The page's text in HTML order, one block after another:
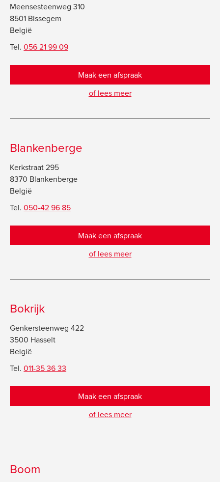
Meensesteenweg 310
8501 Bissegem
België
Tel. 056 21 99 09
Maak een afspraak
of lees meer
Blankenberge
Kerkstraat 295
8370 Blankenberge
België
Tel. 050-42 96 85
Maak een afspraak
of lees meer
Bokrijk
Genkersteenweg 422
3500 Hasselt
België
Tel. 011-35 36 33
Maak een afspraak
of lees meer
Boom